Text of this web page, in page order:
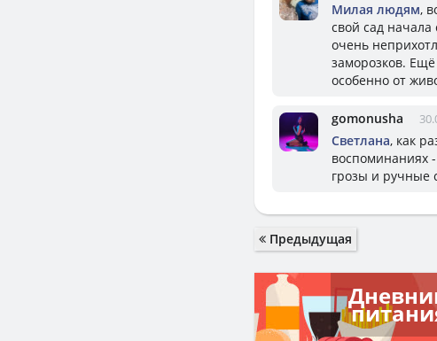
Милая людям,
свой сад
очень
заморозков.
особенно от
gomonusha
Светлана, как
воспоминаниях
грозы и ручные
Предыдущая